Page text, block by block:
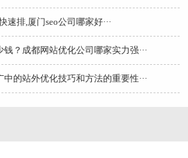
速排,厦门seo公司哪家好···
？成都网站优化公司哪家实力强···
的站外优化技巧和方法的重要性···